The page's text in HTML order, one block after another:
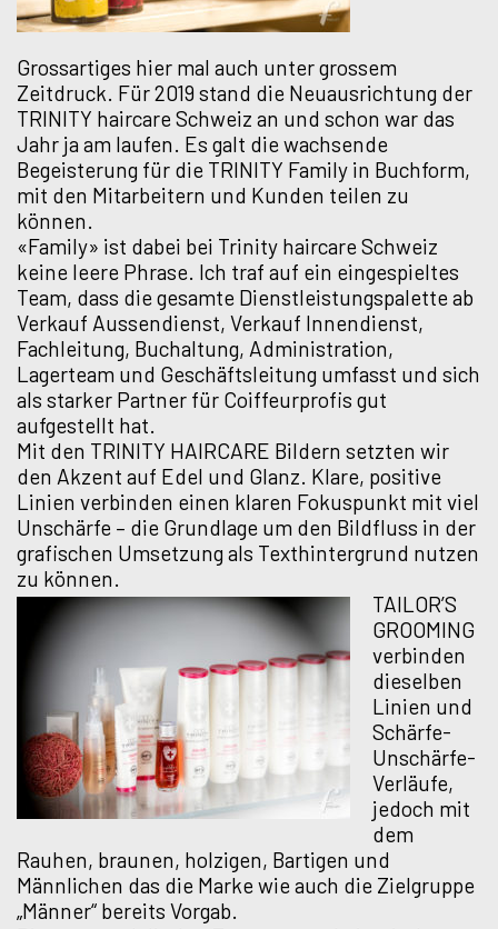
Grossartiges hier mal auch unter grossem
Zeitdruck. Für 2019 stand die Neuausrichtung der
TRINITY haircare Schweiz an und schon war das
Jahr ja am laufen. Es galt die wachsende
Begeisterung für die TRINITY Family in Buchform,
mit den Mitarbeitern und Kunden teilen zu
können.
«Family» ist dabei bei Trinity haircare Schweiz
keine leere Phrase. Ich traf auf ein eingespieltes
Team, dass die gesamte Dienstleistungspalette ab
Verkauf Aussendienst, Verkauf Innendienst,
Fachleitung, Buchaltung, Administration,
Lagerteam und Geschäftsleitung umfasst und sich
als starker Partner für Coiffeurprofis gut
aufgestellt hat.
Mit den TRINITY HAIRCARE Bildern setzten wir
den Akzent auf Edel und Glanz. Klare, positive
Linien verbinden einen klaren Fokuspunkt mit viel
Unschärfe – die Grundlage um den Bildfluss in der
grafischen Umsetzung als Texthintergrund nutzen
zu können.
TAILOR’S
GROOMING
verbinden
dieselben
Linien und
Schärfe-
Unschärfe-
Verläufe,
jedoch mit
dem
Rauhen, braunen, holzigen, Bartigen und
Männlichen das die Marke wie auch die Zielgruppe
„Männer“ bereits Vorgab.